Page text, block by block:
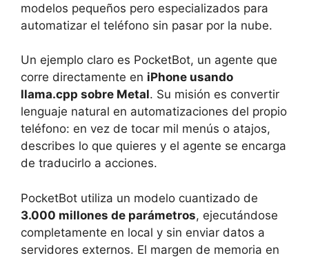
modelos pequeños pero especializados para
automatizar el teléfono sin pasar por la nube.
Un ejemplo claro es PocketBot, un agente que
corre directamente en iPhone usando
llama.cpp sobre Metal. Su misión es convertir
lenguaje natural en automatizaciones del propio
teléfono: en vez de tocar mil menús o atajos,
describes lo que quieres y el agente se encarga
de traducirlo a acciones.
PocketBot utiliza un modelo cuantizado de
3.000 millones de parámetros, ejecutándose
completamente en local y sin enviar datos a
servidores externos. El margen de memoria en